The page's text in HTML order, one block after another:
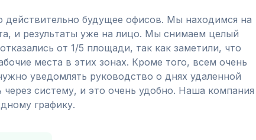
будущее офисов. Мы находимся на
и результаты уже на лицо. Мы снимаем целый
от 1/5 площади, так как заметили, что
места в этих зонах. Кроме того, всем очень
уведомлять руководство о днях удаленной
систему, и это очень удобно. Наша компания
графику.